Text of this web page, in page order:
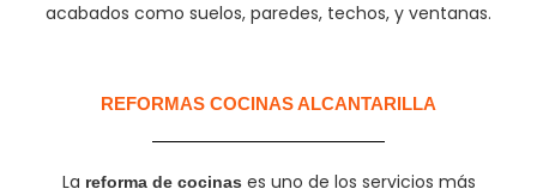
acabados como suelos, paredes, techos, y ventanas.
REFORMAS COCINAS ALCANTARILLA
La reforma de cocinas es uno de los servicios más